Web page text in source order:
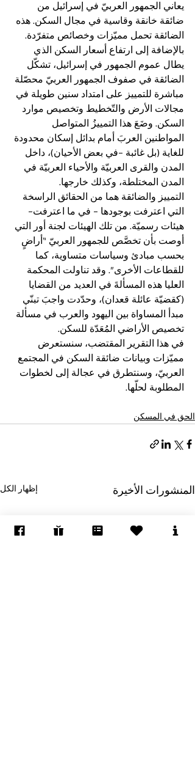
يعاني الجمهور العربيّ في إسرائيل من
ضائقة خانقة وقاسية في مجال السكن. هذه
الضائقة تحمل مميّزات وخصائص متفرّدة.
بالإضافة إلى ارتفاع أسعار السكن الذي
يطال عموم الجمهور في إسرائيل، تشكّل
الضائقة في صفوف الجمهور العربيّ محصّلة
مباشرة للتمييز على امتداد سنين طويلة في
مجالات الأرض والتّخطيط وتخصيص موارد
السكن. وضَعَ هذا التمييزُ المتواصل
المواطنين العربَ أمام بدائل إسكان محدودة
للغاية (بل غائبة -في بعض الأحيان)، داخل
المدن والقرى العربيّة والأحياء العربيّة في
المدن المختلطة، وكذلك خارجها.
التمييز والضائقة هما من الحقائق الراسخة
التي اعترفت بوجودها – في ما اعترفت-
هيئات رسميّة. من تلك الهيئات لجنة أور التي
أوصت بأن تخصَّص للجمهور العربيّ “أراضٍ
بحسب مبادئ وسياسات متساوية، كما
للقطاعات الأخرى”. وقد تناولت المحكمة
العليا هذه المسألةَ في العديد من القضايا
(كقضيّة عائلة قعدان)، وحدّدت واجبَ تبنّي
مبدأ المساواة بين اليهود والعرب في مسألة
تخصيص الأراضي المُعَدّة للسكن.
في هذا التقرير المقتضب، سنستعرض
مميّزات وبيانات ضائقة السكن في المجتمع
العربيّ، وسنتطرق في عجالة إلى لخطوات
المطلوبة لحلّها.
الحق في المسكن
المنشورات الأخيرة إظهار الكل